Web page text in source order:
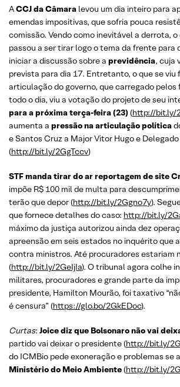
ACCJ da Câmara levou um dia inteiro para
emendas impositivas, que sofria pouca
comissão. Vendo como inevitável a derrota,
passou a ser tirar logo o tema da frente para
iniciar a discussão sobre a previdência, cuja
prevista para dia 17. Entretanto, o que se viu
articulação do governo, que carregado pelos
todo o dia, viu a votação do projeto de seu
para a próxima terça-feira (23)(http://bit.ly/
aumenta a pressão na articulação política
e Santos Cruz a Major Vitor Hugo e
(http://bit.ly/2GgTccv)
STF manda tirar do ar reportagem de site
impõe R$ 100 mil de multa para
terão que depor (http://bit.ly/2Ggno7y).
que fornece detalhes do caso: http://bit.ly/
máximo da justiça autorizou ainda dez
apreensão em seis estados no inquérito que
contra ministros. Até procuradores estariam
(http://bit.ly/2GeIjIa). O tribunal agora colhe
militares, procuradores e grande parte da
presidente, Hamilton Mourão, foi taxativo
é censura” (https://glo.bo/2GkEDoc).
Curtas: Joice diz que Bolsonaro não vai
partido vai deixar o presidente (http://bit.ly/
do ICMBio pede exoneração e problemas se
Ministério do Meio Ambiente(http://bit.ly/